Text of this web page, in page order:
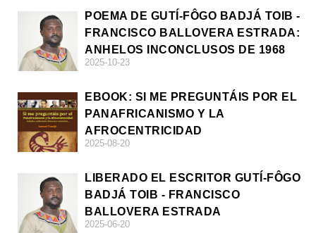
POEMA DE GUTÍ-FÔGO BADJÁ TOIB -
FRANCISCO BALLOVERA ESTRADA:
ANHELOS INCONCLUSOS DE 1968
2025-10-23
EBOOK: SI ME PREGUNTÁIS POR EL
PANAFRICANISMO Y LA
AFROCENTRICIDAD
2025-08-20
LIBERADO EL ESCRITOR GUTÍ-FÔGO
BADJÁ TOIB - FRANCISCO
BALLOVERA ESTRADA
2025-06-20